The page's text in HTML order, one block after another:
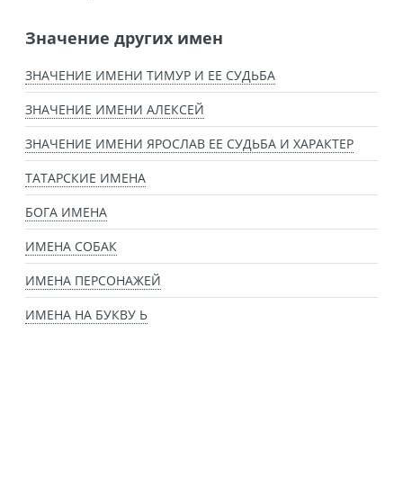
Значение других имен
ЗНАЧЕНИЕ ИМЕНИ ТИМУР И ЕЕ СУДЬБА
ЗНАЧЕНИЕ ИМЕНИ АЛЕКСЕЙ
ЗНАЧЕНИЕ ИМЕНИ ЯРОСЛАВ ЕЕ СУДЬБА И ХАРАКТЕР
ТАТАРСКИЕ ИМЕНА
БОГА ИМЕНА
ИМЕНА СОБАК
ИМЕНА ПЕРСОНАЖЕЙ
ИМЕНА НА БУКВУ Ь